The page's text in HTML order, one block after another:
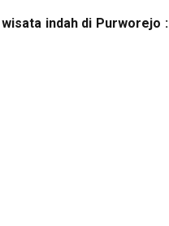
indah di Purworejo :